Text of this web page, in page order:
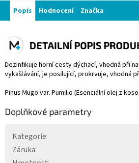
Popis Hodnocení Značka
DETAILNÍ POPIS
Dezinfikuje horní cesty dýchací, vhodná při
vykašlávání, je posilující, prokrvuje, vhodná
Pinus Mugo var. Pumilio (Esenciální olej z
Doplňkové parametry
Kategorie:
Záruka: